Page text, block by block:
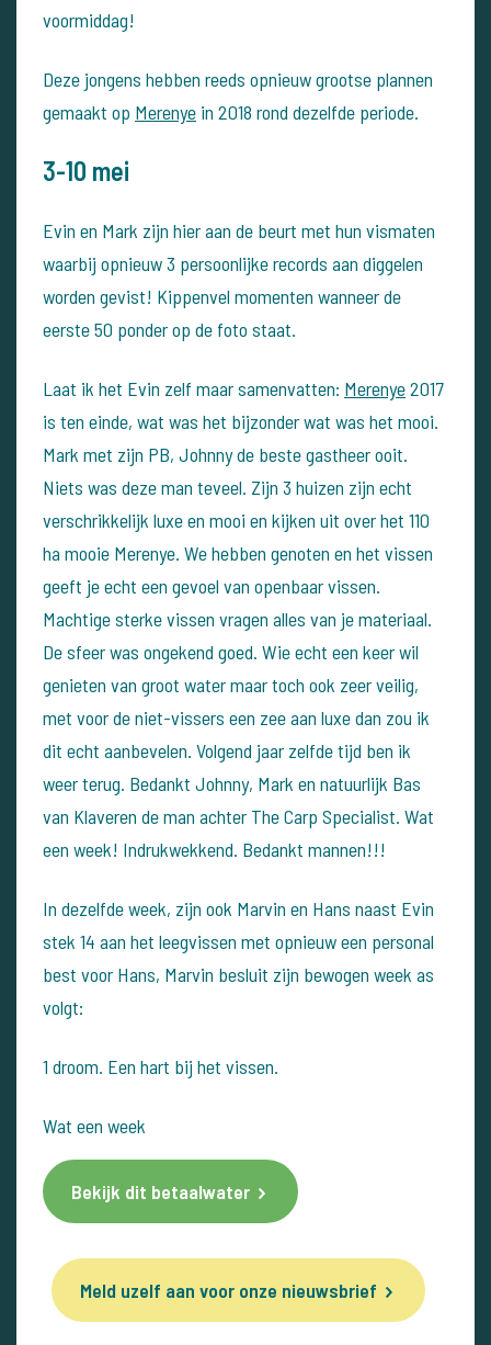
voormiddag!
Deze jongens hebben reeds opnieuw grootse plannen
gemaakt op Merenye in 2018 rond dezelfde periode.
3-10 mei
Evin en Mark zijn hier aan de beurt met hun vismaten
waarbij opnieuw 3 persoonlijke records aan diggelen
worden gevist! Kippenvel momenten wanneer de
eerste 50 ponder op de foto staat.
Laat ik het Evin zelf maar samenvatten: Merenye2017
is ten einde, wat was het bijzonder wat was het mooi.
Mark met zijn PB, Johnny de beste gastheer ooit.
Niets was deze man teveel. Zijn 3 huizen zijn echt
verschrikkelijk luxe en mooi en kijken uit over het 110
ha mooie Merenye. We hebben genoten en het vissen
geeft je echt een gevoel van openbaar vissen.
Machtige sterke vissen vragen alles van je materiaal.
De sfeer was ongekend goed. Wie echt een keer wil
genieten van groot water maar toch ook zeer veilig,
met voor de niet-vissers een zee aan luxe dan zou ik
dit echt aanbevelen. Volgend jaar zelfde tijd ben ik
weer terug. Bedankt Johnny, Mark en natuurlijk Bas
van Klaveren de man achter The Carp Specialist. Wat
een week! Indrukwekkend. Bedankt mannen!!!
In dezelfde week, zijn ook Marvin en Hans naast Evin
stek 14 aan het leegvissen met opnieuw een personal
best voor Hans, Marvin besluit zijn bewogen week as
volgt:
1 droom. Een hart bij het vissen.
Wat een week
Bekijk dit betaalwater
Meld uzelf aan voor onze nieuwsbrief